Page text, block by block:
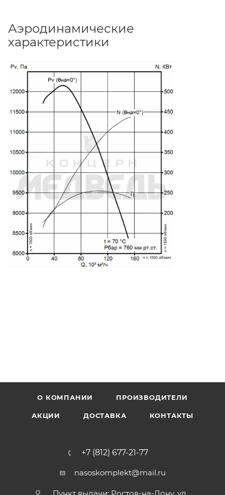
Аэродинамические
характеристики
О КОМПАНИИ ПРОИЗВОДИТЕЛИ
АКЦИИ ДОСТАВКА КОНТАКТЫ
+7 (812) 677-21-77
nasoskomplekt@mail.ru